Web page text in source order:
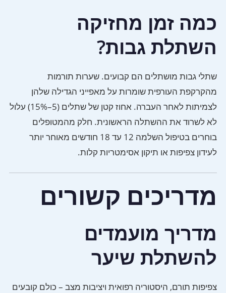
כמה זמן מחזיקה
השתלת גבות?
שתלי גבות מושתלים הם קבועים. שערות תורמות
מהקרקפת העורפית שומרות על מאפייני הגדילה שלהן
לצמיתות לאחר העברה. אחוז קטן של שתלים (5–15%) עלול
לא לשרוד את ההשתלה הראשונית. חלק מהמטופלים
בוחרים בטיפול השלמה 12 עד 18 חודשים מאוחר יותר
לעידון צפיפות או תיקון אסימטריות קלות.
מדריכים קשורים
מדריך מועמדים
להשתלת שיער
צפיפות תורם, היסטוריה רפואית ויציבות מצב – כולם קובעים